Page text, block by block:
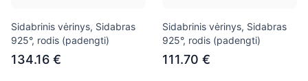
Sidabrinis vėrinys, Sidabras
925°, rodis (padengti)
134.16 €
Sidabrinis vėrinys, Sidabras
925°, rodis (padengti)
111.70 €